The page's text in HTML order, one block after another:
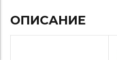
ОПИСАНИЕ